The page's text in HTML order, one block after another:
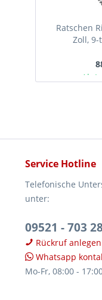
Ratschen
Zoll,
Ab
Service Hotline
Telefonische
unter:
09521 - 703
Rückruf anlegen
Whatsapp
Mo-Fr, 08:00 -